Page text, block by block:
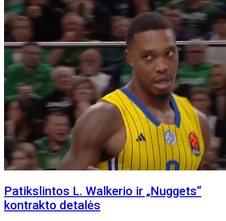
Patikslintos L. Walkerio ir „Nuggets“
kontrakto detalės